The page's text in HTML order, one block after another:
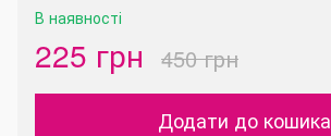
В наявності
225 грн 450 грн
Додати до кошика